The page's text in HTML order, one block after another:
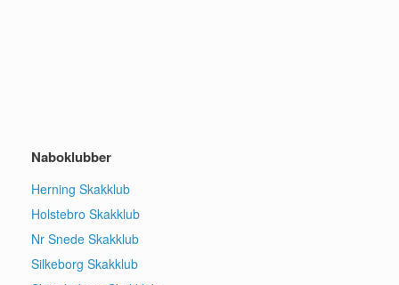
Naboklubber
Herning Skakklub
Holstebro Skakklub
Nr Snede Skakklub
Silkeborg Skakklub